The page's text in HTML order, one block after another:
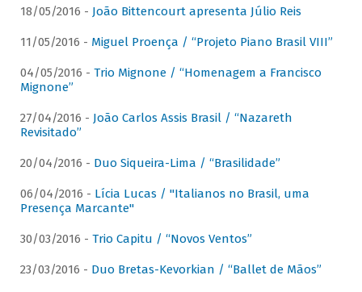
18/05/2016 - João Bittencourt apresenta Júlio Reis
11/05/2016 - Miguel Proença / “Projeto Piano Brasil VIII”
04/05/2016 - Trio Mignone / “Homenagem a Francisco
Mignone”
27/04/2016 - João Carlos Assis Brasil / “Nazareth
Revisitado”
20/04/2016 - Duo Siqueira-Lima / “Brasilidade”
06/04/2016 - Lícia Lucas / "Italianos no Brasil, uma
Presença Marcante"
30/03/2016 - Trio Capitu / “Novos Ventos”
23/03/2016 - Duo Bretas-Kevorkian / “Ballet de Mãos”